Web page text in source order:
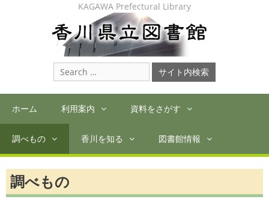
KAGAWA Prefectural Library
Search
for:
ホーム 利用案内 資料をさがす
調べもの 香川を知る 図書館情報
調べもの